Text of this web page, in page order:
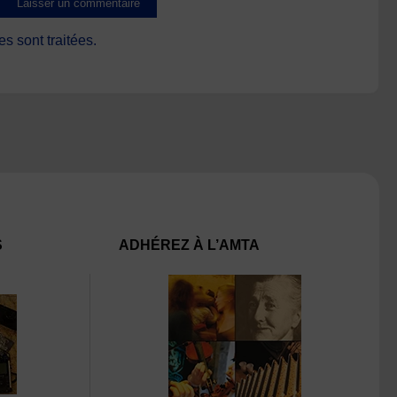
sont traitées.
ADHÉREZ À L’AMTA